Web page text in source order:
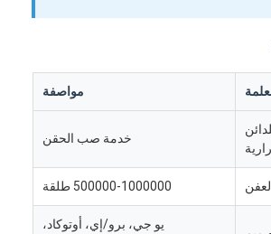
مواصفة
خدمة صب الحقن
500000-1000000 طلقة
يو جي، برو/إي، أوتوكاد،